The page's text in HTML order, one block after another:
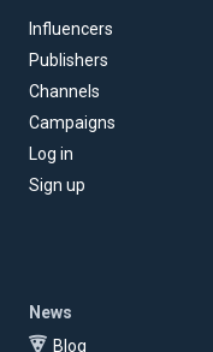
Influencers
Publishers
Channels
Campaigns
Log in
Sign up
News
Blog